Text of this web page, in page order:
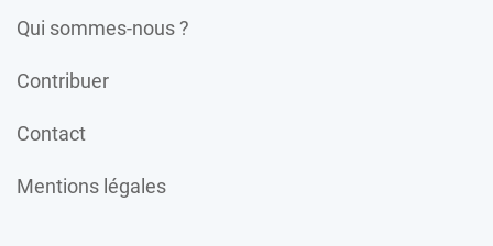
Qui sommes-nous ?
Contribuer
Contact
Mentions légales